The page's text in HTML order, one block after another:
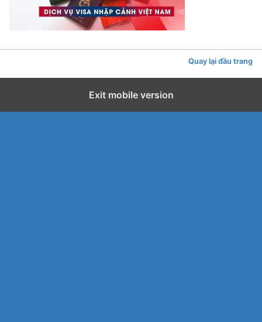
Quay lại đầu trang
Exit mobile version